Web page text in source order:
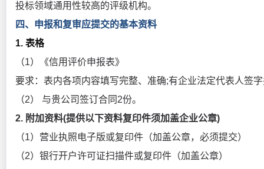
投标领域通用性较高的评级机构。
四、申报和复审应提交的基本资料
1. 表格
（1）《信用评价申报表》
要求：表内各项内容填写完整、准确;有企业法定代表人签
（2） 与贵公司签订合同2份。
2. 附加资料(提供以下资料复印件须加盖企业公章)
（1）营业执照电子版或复印件（加盖公章，必须提交）
（2）银行开户许可证扫描件或复印件（加盖公章）